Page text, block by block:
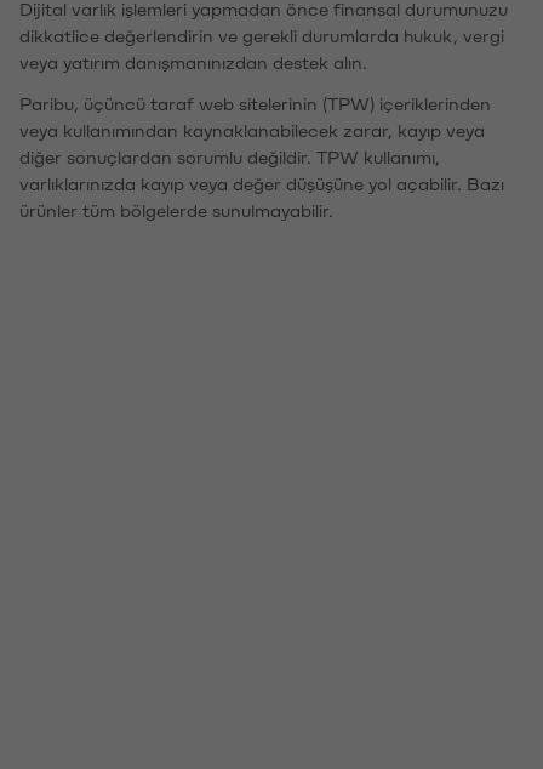
Dijital varlık işlemleri yapmadan önce finansal durumunuzu
dikkatlice değerlendirin ve gerekli durumlarda hukuk, vergi
veya yatırım danışmanınızdan destek alın.
Paribu, üçüncü taraf web sitelerinin (TPW) içeriklerinden
veya kullanımından kaynaklanabilecek zarar, kayıp veya
diğer sonuçlardan sorumlu değildir. TPW kullanımı,
varlıklarınızda kayıp veya değer düşüşüne yol açabilir. Bazı
ürünler tüm bölgelerde sunulmayabilir.